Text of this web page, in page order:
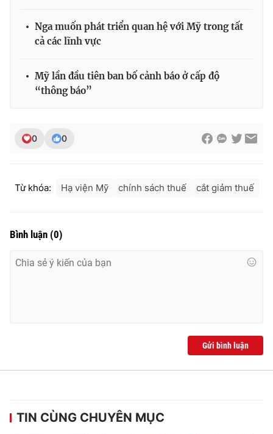
Liên hệ tòa soạn
Giấy phép hoạt động báo in và báo điện tử số 483/GP-BTTTT
Tổng Biên tập:Vũ Thanh Thủy
Nga muốn phát triển quan hệ với Mỹ trong tất
cả các lĩnh vực
Mỹ lần đầu tiên ban bố cảnh báo ở cấp độ
“thông báo”
0 0
Từ khóa: Hạ viện Mỹ chính sách thuế cắt giảm thuế
Bình luận (0)
Gửi bình luận
TIN CÙNG CHUYÊN MỤC